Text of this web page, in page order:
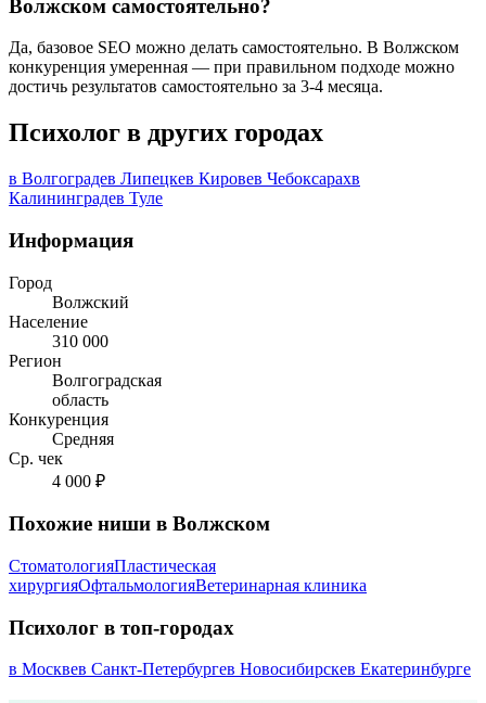
Волжском самостоятельно?
Да, базовое SEO можно делать самостоятельно. В Волжском
конкуренция умеренная — при правильном подходе можно
достичь результатов самостоятельно за 3-4 месяца.
Психолог в других городах
в Волгоградев Липецкев Кировев Чебоксарахв
Калининградев Туле
Информация
Город
Волжский
Население
310 000
Регион
Волгоградская
область
Конкуренция
Средняя
Ср. чек
4 000 ₽
Похожие ниши в Волжском
СтоматологияПластическая
хирургияОфтальмологияВетеринарная клиника
Психолог в топ-городах
в Москвев Санкт-Петербургев Новосибирскев Екатеринбурге